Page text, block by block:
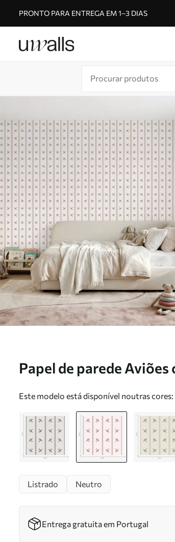
PRONTO PARA ENTREGA EM 1–3 DIAS
Papel de parede
Este modelo está disponível noutras cores:
Listrado Neutro
Entrega gratuita em Portugal